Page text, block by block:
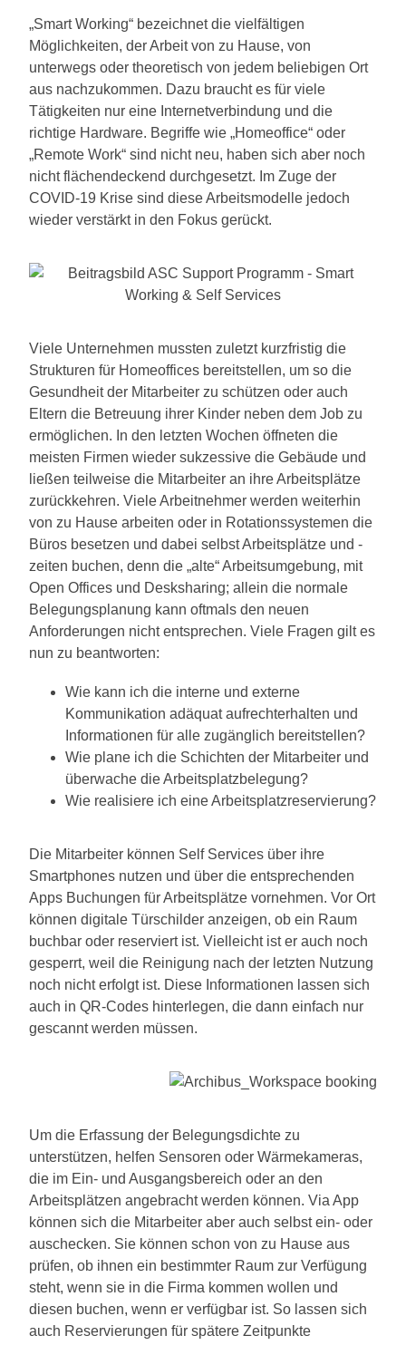
„Smart Working“ bezeichnet die vielfältigen
Möglichkeiten, der Arbeit von zu Hause, von
unterwegs oder theoretisch von jedem beliebigen Ort
aus nachzukommen. Dazu braucht es für viele
Tätigkeiten nur eine Internetverbindung und die
richtige Hardware. Begriffe wie „Homeoffice“ oder
„Remote Work“ sind nicht neu, haben sich aber noch
nicht flächendeckend durchgesetzt. Im Zuge der
COVID-19 Krise sind diese Arbeitsmodelle jedoch
wieder verstärkt in den Fokus gerückt.
Viele Unternehmen mussten zuletzt kurzfristig die
Strukturen für Homeoffices bereitstellen, um so die
Gesundheit der Mitarbeiter zu schützen oder auch
Eltern die Betreuung ihrer Kinder neben dem Job zu
ermöglichen. In den letzten Wochen öffneten die
meisten Firmen wieder sukzessive die Gebäude und
ließen teilweise die Mitarbeiter an ihre Arbeitsplätze
zurückkehren. Viele Arbeitnehmer werden weiterhin
von zu Hause arbeiten oder in Rotationssystemen die
Büros besetzen und dabei selbst Arbeitsplätze und -
zeiten buchen, denn die „alte“ Arbeitsumgebung, mit
Open Offices und Desksharing; allein die normale
Belegungsplanung kann oftmals den neuen
Anforderungen nicht entsprechen. Viele Fragen gilt es
nun zu beantworten:
Wie kann ich die interne und externe
Kommunikation adäquat aufrechterhalten und
Informationen für alle zugänglich bereitstellen?
Wie plane ich die Schichten der Mitarbeiter und
überwache die Arbeitsplatzbelegung?
Wie realisiere ich eine Arbeitsplatzreservierung?
Die Mitarbeiter können Self Services über ihre
Smartphones nutzen und über die entsprechenden
Apps Buchungen für Arbeitsplätze vornehmen. Vor Ort
können digitale Türschilder anzeigen, ob ein Raum
buchbar oder reserviert ist. Vielleicht ist er auch noch
gesperrt, weil die Reinigung nach der letzten Nutzung
noch nicht erfolgt ist. Diese Informationen lassen sich
auch in QR-Codes hinterlegen, die dann einfach nur
gescannt werden müssen.
Um die Erfassung der Belegungsdichte zu
unterstützen, helfen Sensoren oder Wärmekameras,
die im Ein- und Ausgangsbereich oder an den
Arbeitsplätzen angebracht werden können. Via App
können sich die Mitarbeiter aber auch selbst ein- oder
auschecken. Sie können schon von zu Hause aus
prüfen, ob ihnen ein bestimmter Raum zur Verfügung
steht, wenn sie in die Firma kommen wollen und
diesen buchen, wenn er verfügbar ist. So lassen sich
auch Reservierungen für spätere Zeitpunkte